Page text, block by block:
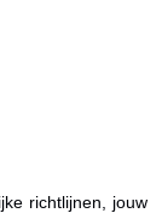
richtlijnen, jouw